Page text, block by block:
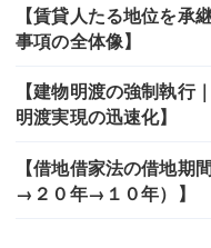
【賃貸人たる地位を承
事項の全体像】
【建物明渡の強制執行
明渡実現の迅速化】
【借地借家法の借地期
→２０年→１０年）】